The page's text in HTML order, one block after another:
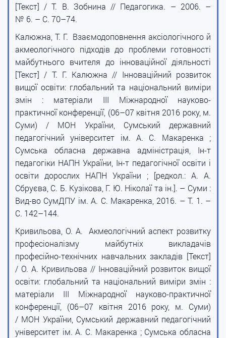
[Текст] / Т. В. Зобнина // Педагогика. – 2006. –
№ 6. – С. 70–74.
Калюжна, Т. Г. Взаємодоповнення аксіологічного й
акмеологічного підходів до проблеми готовності
майбутнього вчителя до інноваційної діяльності
[Текст] / Т. Г. Калюжна // Інноваційний розвиток
вищої освіти: глобальний та національний виміри
змін : матеріали III Міжнародної науково-
практичної конференції, (06–07 квітня 2016 року, м.
Суми) / МОН України, Сумський державний
педагогічний університет ім. А. С. Макаренка ;
Сумська обласна державна адміністрація, Ін-т
педагогіки НАПН України, Ін-т педагогічної освіти і
освіти дорослих НАПН України ; [редкол.: А. А.
Сбруєва, С. Б. Кузікова, Г. Ю. Ніколаї та ін.]. – Суми :
Вид-во СумДПУ ім. А. С. Макаренка, 2016. – Т. 1. –
С. 142–144.
Кривильова, О. А. Акмеологічний аспект розвитку
професіоналізму майбутніх викладачів
професійно-технічних навчальних закладів [Текст]
/ О. А. Кривильова // Інноваційний розвиток вищої
освіти: глобальний та національний виміри змін :
матеріали III Міжнародної науково-практичної
конференції, (06–07 квітня 2016 року, м. Суми)
/ МОН України, Сумський державний педагогічний
університет ім. А. С. Макаренка ; Сумська обласна